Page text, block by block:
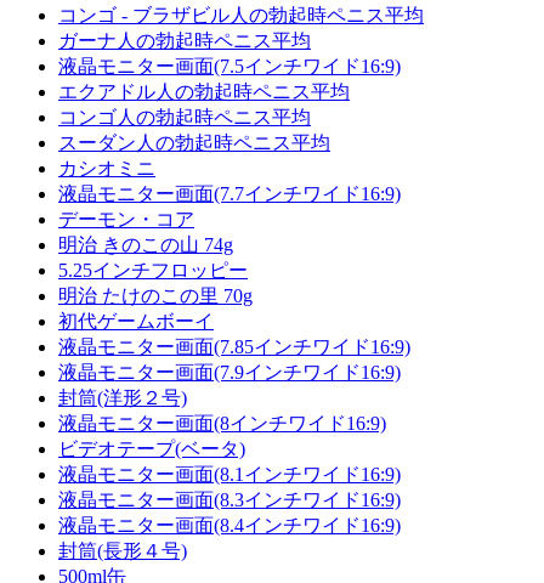
コンゴ - ブラザビル人の勃起時ペニス平均
ガーナ人の勃起時ペニス平均
液晶モニター画面(7.5インチワイド16:9)
エクアドル人の勃起時ペニス平均
コンゴ人の勃起時ペニス平均
スーダン人の勃起時ペニス平均
カシオミニ
液晶モニター画面(7.7インチワイド16:9)
デーモン・コア
明治 きのこの山 74g
5.25インチフロッピー
明治 たけのこの里 70g
初代ゲームボーイ
液晶モニター画面(7.85インチワイド16:9)
液晶モニター画面(7.9インチワイド16:9)
封筒(洋形２号)
液晶モニター画面(8インチワイド16:9)
ビデオテープ(ベータ)
液晶モニター画面(8.1インチワイド16:9)
液晶モニター画面(8.3インチワイド16:9)
液晶モニター画面(8.4インチワイド16:9)
封筒(長形４号)
500ml缶